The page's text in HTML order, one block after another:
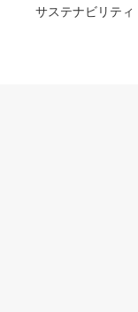
サステナビリティ